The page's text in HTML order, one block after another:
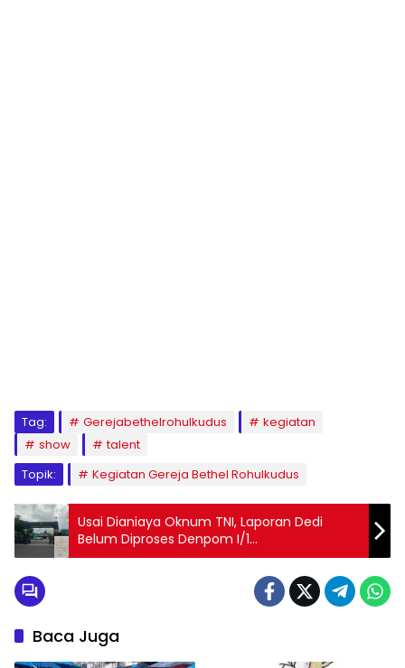
Tag: Gerejabethelrohulkudus
kegiatan
show
talent
Topik:
Kegiatan Gereja Bethel Rohulkudus
Usai Dianiaya Oknum TNI, Laporan Dedi
Belum Diproses Denpom I/1
Pematangsiantar
Baca Juga